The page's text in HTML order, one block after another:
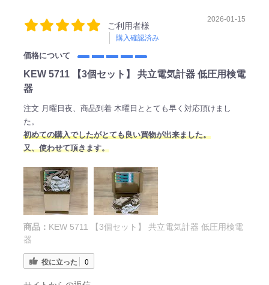
ご利用者様
購入確認済み
2026-01-15
価格について
KEW 5711 【3個セット】 共立電気計器 低圧用検電
器
注文 月曜日夜、商品到着 木曜日ととても早く対応頂けまし
た。
初めての購入でしたがとても良い買物が出来ました。
又、使わせて頂きます。
商品： KEW 5711 【3個セット】 共立電気計器 低圧用検電
器
役に立った 0